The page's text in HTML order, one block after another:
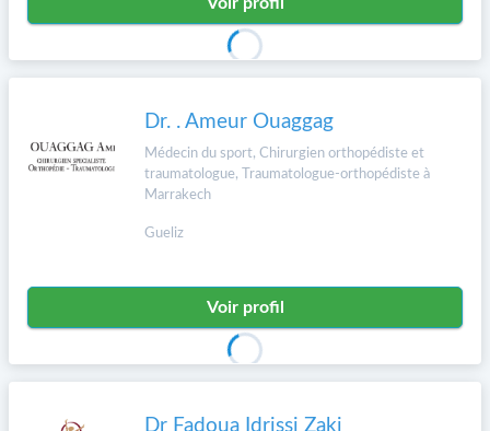
Dr. . Ameur Ouaggag
Médecin du sport, Chirurgien orthopédiste et
traumatologue, Traumatologue-orthopédiste à
Marrakech
Gueliz
Voir profil
Dr Fadoua Idrissi Zaki